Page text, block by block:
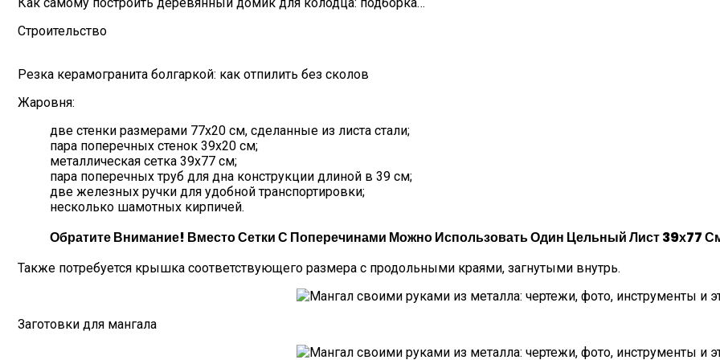
Как самому построить деревянный домик для колодца: подборка…
Строительство
Резка керамогранита болгаркой: как отпилить без сколов
Жаровня:
две стенки размерами 77х20 см, сделанные из листа стали;
пара поперечных стенок 39х20 см;
металлическая сетка 39х77 см;
пара поперечных труб для дна конструкции длиной в 39 см;
две железных ручки для удобной транспортировки;
несколько шамотных кирпичей.
Обратите Внимание! Вместо Сетки С Поперечинами Можно Использовать Один Цельный Лист 39х77
Также потребуется крышка соответствующего размера с продольными краями, загнутыми внутрь.
Заготовки для мангала